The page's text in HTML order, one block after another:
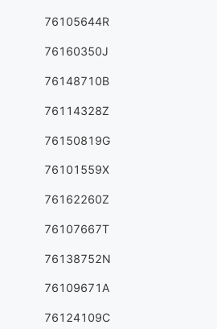
76105644R
76160350J
76148710B
76114328Z
76150819G
76101559X
76162260Z
76107667T
76138752N
76109671A
76124109C